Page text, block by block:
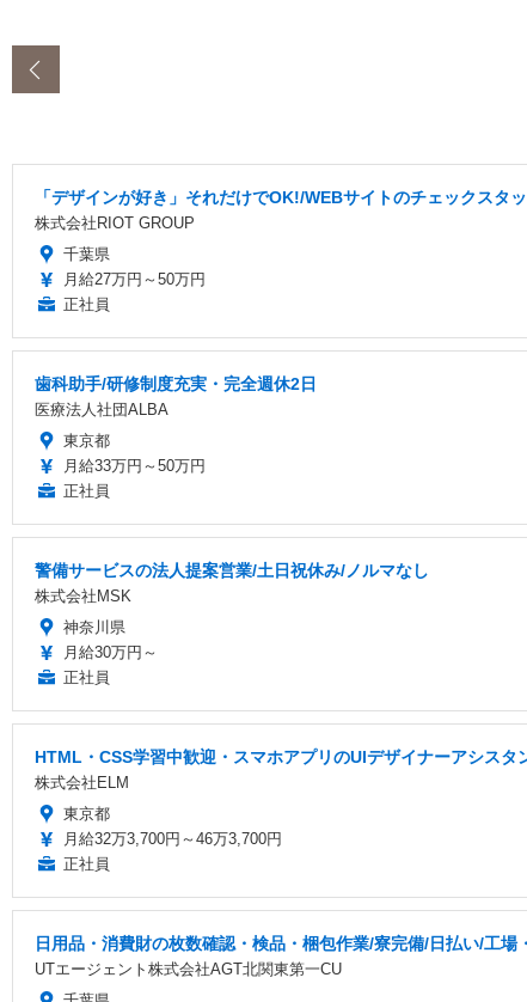
「デザインが好き」それだけでOK!/WEBサイトのチェックスタ
株式会社RIOT GROUP
千葉県
月給27万円～50万円
正社員
歯科助手/研修制度充実・完全週休2日
医療法人社団ALBA
東京都
月給33万円～50万円
正社員
警備サービスの法人提案営業/土日祝休み/ノルマなし
株式会社MSK
神奈川県
月給30万円～
正社員
HTML・CSS学習中歓迎・スマホアプリのUIデザイナーアシス
株式会社ELM
東京都
月給32万3,700円～46万3,700円
正社員
日用品・消費財の枚数確認・検品・梱包作業/寮完備/日払い/工場
UTエージェント株式会社AGT北関東第一CU